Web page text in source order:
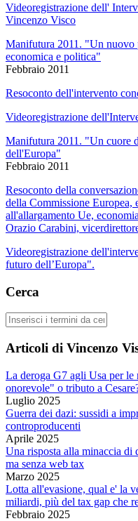
Videoregistrazione dell'
Vincenzo Visco
Manifutura 2011. "Un nuovo
economica e politica"
Febbraio 2011
Resoconto dell'intervento
Videoregistrazione
Manifutura 2011. "Un cuore
dell'Europa"
Febbraio 2011
Resoconto della
della Commissione Europea,
all'allargamento Ue,
Orazio Carabini,
Videoregistrazione
futuro dell’Europa".
Cerca
Cerca
Articoli di Vincenzo
La deroga G7 agli Usa per
onorevole" o tributo a
Luglio 2025
Guerra dei dazi: sussidi a
controproducenti
Aprile 2025
Una risposta alla minaccia di
ma senza web tax
Marzo 2025
Lotta all'evasione, qual e' la
miliardi, più del tax gap che
Febbraio 2025